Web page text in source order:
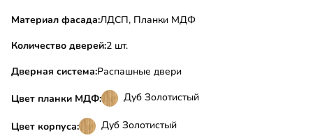
Материал фасада:ЛДСП, Планки МДФ
Количество дверей:2 шт.
Дверная система:Распашные двери
Цвет планки МДФ: Дуб Золотистый
Цвет корпуса: Дуб Золотистый